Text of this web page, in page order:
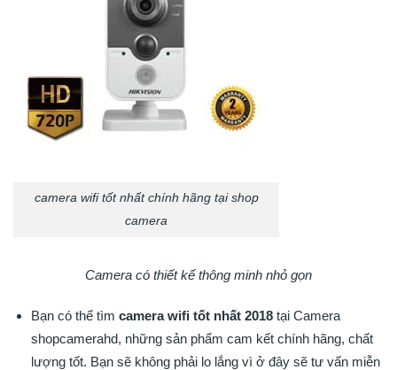
camera wifi tốt nhất chính hãng tại shop
camera
Camera có thiết kế thông minh nhỏ gọn
Bạn có thể tìm camera wifi tốt nhất 2018tại Camera
shopcamerahd, những sản phẩm cam kết chính hãng, chất
lượng tốt. Bạn sẽ không phải lo lắng vì ở đây sẽ tư vấn miễn